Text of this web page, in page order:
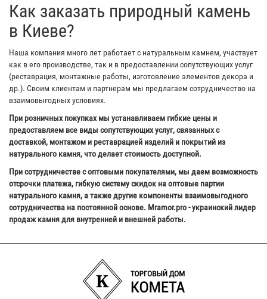
Как заказать природный камень
в Киеве?
Наша компания много лет работает с натуральным камнем, участвует
как в его производстве, так и в предоставлении сопутствующих услуг
(реставрация, монтажные работы, изготовление элементов декора и
др.). Своим клиентам и партнерам мы предлагаем сотрудничество на
взаимовыгодных условиях.
При розничных покупках мы устанавливаем гибкие цены и
предоставляем все виды сопутствующих услуг, связанных с
доставкой, монтажом и реставрацией изделий и покрытий из
натурального камня, что делает стоимость доступной.
При сотрудничестве с оптовыми покупателями, мы даем возможность
отсрочки платежа, гибкую систему скидок на оптовые партии
натурального камня, а также другие компоненты взаимовыгодного
сотрудничества на постоянной основе. Mramor.pro - украинский лидер
продаж камня для внутренней и внешней работы.